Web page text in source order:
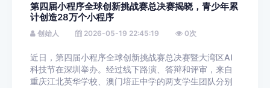
第四届小程序全球创新挑战赛总决赛揭晓，青少年累
计创造28万个小程序
创始人 2026-05-19 22:45:19 0次
近日，第四届小程序全球创新挑战赛总决赛暨大湾区AI
科技节在深圳举办。经过线下路演、答辩和评审，来自
重庆江北英华学校、澳门培正中学的两支学生团队分别